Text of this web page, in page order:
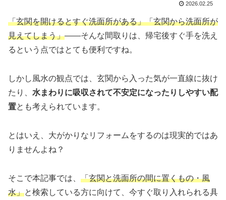
2026.02.25
「玄関を開けるとすぐ洗面所がある」「玄関から洗面所が
見えてしまう」——そんな間取りは、帰宅後すぐ手を洗え
るという点ではとても便利ですね。
しかし風水の観点では、玄関から入った気が一直線に抜け
たり、 水まわりに吸収されて不安定になったりしやすい配
置とも考えられています。
とはいえ、大がかりなリフォームをするのは現実的ではあ
りませんよね？
そこで本記事では、 「玄関と洗面所の間に置くもの・風
水」と検索している方に向けて、今すぐ取り入れられる具